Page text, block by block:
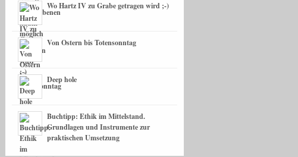
Wo Hartz IV zu Grabe getragen wird ;-)
Von Ostern bis Totensonntag
Deep hole
Buchtipp: Ethik im Mittelstand.
Grundlagen und Instrumente zur
praktischen Umsetzung